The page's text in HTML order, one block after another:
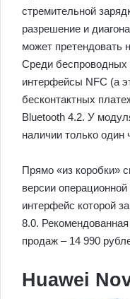
стремительной
разрешение и
может претендовать
Среди
интерфейсы NFC (а
бесконтактных
Bluetooth 4.2. У
наличии только один
Прямо «из коробки»
версии
интерфейс которой
8.0.
продаж – 14 990
Huawei